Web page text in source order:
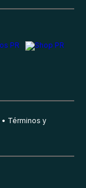
Términos y